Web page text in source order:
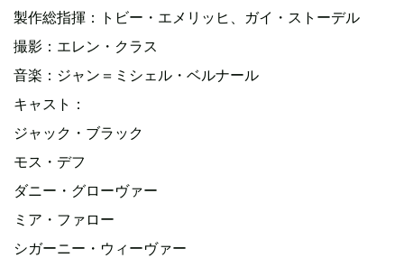
製作総指揮：トビー・エメリッヒ、ガイ・ストーデル
撮影：エレン・クラス
音楽：ジャン＝ミシェル・ベルナール
キャスト：
ジャック・ブラック
モス・デフ
ダニー・グローヴァー
ミア・ファロー
シガーニー・ウィーヴァー